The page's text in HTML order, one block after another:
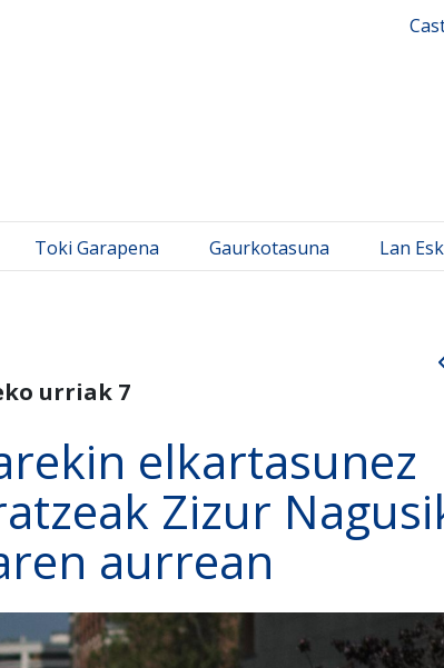
Toki Garapena Gaurkotasuna Lan
urriak 7
elkartasunez
Zizur
aurrean